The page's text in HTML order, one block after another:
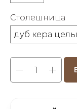
Столешница
дуб кера